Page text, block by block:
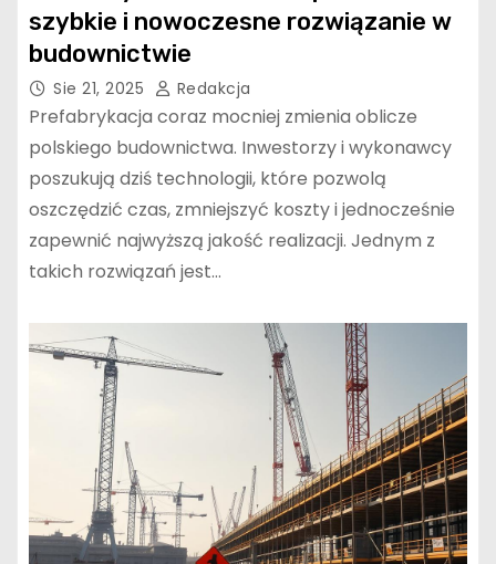
Płytki do łazienki –
minimalizm czy bogate
zdobienia? Wybierz styl dla
Co to jest aparatura
kontrolno pomiarowa i do
czego służy? Sprawdź!
gdzie kupić styropian?
szybkie i nowoczesne rozwiązanie w
budownictwie
Sie 21, 2025 Redakcja
Prefabrykacja coraz mocniej zmienia oblicze
polskiego budownictwa. Inwestorzy i wykonawcy
poszukują dziś technologii, które pozwolą
oszczędzić czas, zmniejszyć koszty i jednocześnie
zapewnić najwyższą jakość realizacji. Jednym z
takich rozwiązań jest…